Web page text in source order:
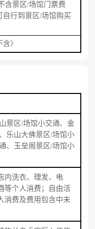
含景区/场馆门票费
自行到景区/场馆购买
）
景区/场馆小交通、金
乐山大佛景区/场馆小
、玉垒阁景区/场馆小
内洗衣、理发、电
等个人消费；自由活
消费及费用包含中未